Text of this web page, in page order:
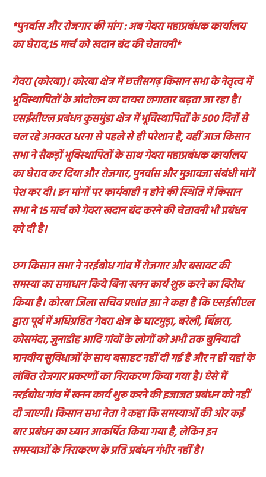
*पुनर्वास और रोजगार की मांग : अब गेवरा महाप्रबंधक कार्यालय
का घेराव,15 मार्च को खदान बंद की चेतावनी*
गेवरा (कोरबा)। कोरबा क्षेत्र में छत्तीसगढ़ किसान सभा के नेतृत्व में
भूविस्थापितों के आंदोलन का दायरा लगातार बढ़ता जा रहा है।
एसईसीएल प्रबंधन कुसमुंडा क्षेत्र में भूविस्थापितों के 500 दिनों से
चल रहे अनवरत धरना से पहले से ही परेशान है, वहीं आज किसान
सभा ने सैकड़ों भूविस्थापितों के साथ गेवरा महाप्रबंधक कार्यालय
का घेराव कर दिया और रोजगार, पुनर्वास और मुआवजा संबंधी मांगें
पेश कर दी। इन मांगों पर कार्यवाही न होने की स्थिति में किसान
सभा ने 15 मार्च को गेवरा खदान बंद करने की चेतावनी भी प्रबंधन
को दी है।
छग किसान सभा ने नरईबोध गांव में रोजगार और बसावट की
समस्या का समाधान किये बिना खनन कार्य शुरू करने का विरोध
किया है। कोरबा जिला सचिव प्रशांत झा ने कहा है कि एसईसीएल
द्वारा पूर्व में अधिग्रहित गेवरा क्षेत्र के घाटमुड़ा, बरेली, बिंझरा,
कोसमंदा, जुनाडीह आदि गांवों के लोगों को अभी तक बुनियादी
मानवीय सुविधाओं के साथ बसाहट नहीं दी गई है और न ही यहां के
लंबित रोजगार प्रकरणों का निराकरण किया गया है। ऐसे में
नरईबोध गांव में खनन कार्य शुरू करने की इजाजत प्रबंधन को नहीं
दी जाएगी। किसान सभा नेता ने कहा कि समस्याओं की ओर कई
बार प्रबंधन का ध्यान आकर्षित किया गया है, लेकिन इन
समस्याओं के निराकरण के प्रति प्रबंधन गंभीर नहीं है।